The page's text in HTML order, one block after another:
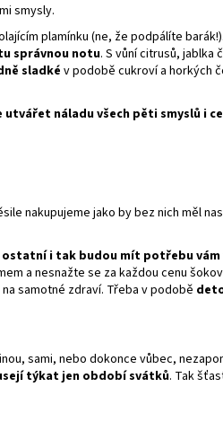
smysly.
plamínku (ne, že podpálíte
správnou notu. S vůní citrusů, jablka
sladké v podobě cukroví a horkých
náladu všech pěti smyslů i
nakupujeme jako by bez nich měl
i tak budou mít potřebu
a nesnažte se za každou cenu
samotné zdraví. Třeba v podobě
sami, nebo dokonce vůbec,
týkat jen období svátků. Tak